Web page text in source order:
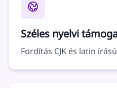
Széles nyelvi
Fordítás CJK és latin